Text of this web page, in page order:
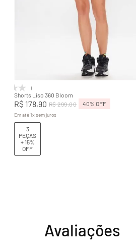
Adicionar na sacola
(0)
Shorts Liso 360 Bloom
R$ 178,90 R$299,00 40% OFF
Em até 1xsem juros
3
PEÇAS
+ 15%
OFF
Avaliações